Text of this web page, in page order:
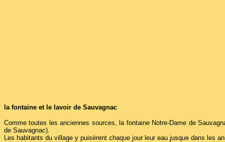
la fontaine et le lavoir de Sauvagnac
Comme toutes les anciennes sources, la fontaine Notre-Dame de
de Sauvagnac).
Les habitants du village y puisèrent chaque jour leur eau jusque dans les